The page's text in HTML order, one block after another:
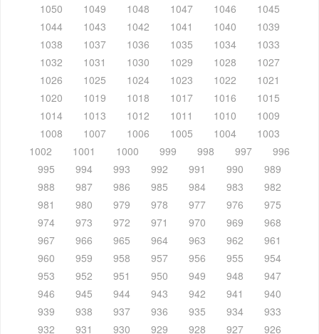
1050
1049 1048 1047 1046
1045
1044
1043 1042 1041 1040
1039
1038
1037 1036 1035 1034
1033
1032
1031 1030 1029 1028
1027
1026
1025 1024 1023 1022
1021
1020
1019 1018 1017 1016
1015
1014
1013 1012 1011 1010
1009
1008
1007 1006 1005 1004
1003
1002
1001 1000 999 998 997
996
995
994 993 992 991 990
989
988
987 986 985 984 983
982
981
980 979 978 977 976
975
974
973 972 971 970 969
968
967
966 965 964 963 962
961
960
959 958 957 956 955
954
953
952 951 950 949 948
947
946
945 944 943 942 941
940
939
938 937 936 935 934
933
932
931 930 929 928 927 926